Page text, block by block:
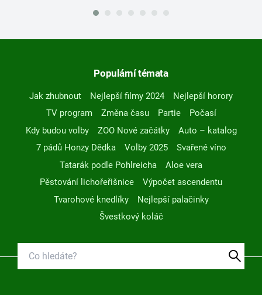
Populární témata
Jak zhubnout Nejlepší filmy 2024
Nejlepší horory
TV program
Změna času Partie
Počasí
Kdy budou volby
ZOO Nové začátky
Auto – katalog
7 pádů Honzy Dědka
Volby 2025
Svařené víno
Tatarák podle Pohlreicha
Aloe vera
Pěstování lichořeřišnice
Výpočet ascendentu
Tvarohové knedlíky
Nejlepší palačinky
Švestkový koláč